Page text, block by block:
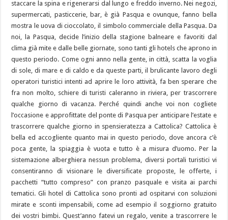
staccare la spina e rigenerarsi dal lungo e freddo inverno. Nei negozi,
supermercati, pasticcerie, bar, è già Pasqua e ovunque, fanno bella
mostra le uova di cioccolato, il simbolo commerciale della Pasqua. Da
noi, la Pasqua, decide l’inizio della stagione balneare e favoriti dal
clima già mite e dalle belle giornate, sono tanti gli hotels che aprono in
questo periodo. Come ogni anno nella gente, in città, scatta la voglia
di sole, di mare e di caldo e da queste parti, il brulicante lavoro degli
operatori turistici intenti ad aprire le loro attività, fa ben sperare che
fra non molto, schiere di turisti caleranno in riviera, per trascorrere
qualche giorno di vacanza. Perché quindi anche voi non cogliete
l’occasione e approfittate del ponte di Pasqua per anticipare l’estate e
trascorrere qualche giorno in spensieratezza a Cattolica? Cattolica è
bella ed accogliente quanto mai in questo periodo, dove ancora c’è
poca gente, la spiaggia è vuota e tutto è a misura d’uomo. Per la
sistemazione alberghiera nessun problema, diversi portali turistici vi
consentiranno di visionare le diversificate proposte, le offerte, i
pacchetti “tutto compreso” con pranzo pasquale e visita ai parchi
tematici. Gli hotel di Cattolica sono pronti ad ospitarvi con soluzioni
mirate e sconti impensabili, come ad esempio il soggiorno gratuito
dei vostri bimbi. Quest’anno fatevi un regalo, venite a trascorrere le